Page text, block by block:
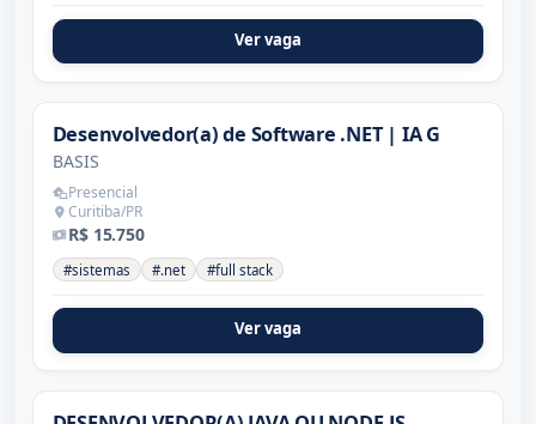
Ver vaga
Desenvolvedor(a) de Software .NET | IA G
BASIS
Presencial
Curitiba/PR
R$ 15.750
#sistemas #.net #full stack
Ver vaga